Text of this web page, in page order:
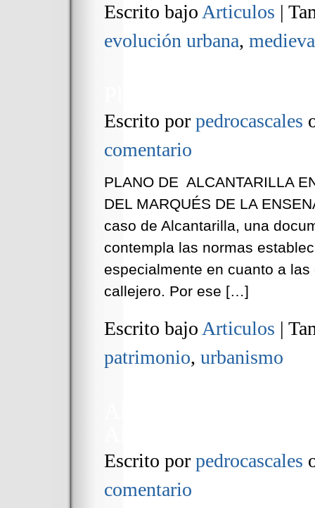
Escrito bajo Articulos |
evolución urbana,
Escrito por pedrocascales
comentario
PLANO DE ALCANTARILLA
DEL MARQUÉS DE LA
caso de Alcantarilla, una
contempla las normas
especialmente en cuanto a
callejero. Por ese […]
Escrito bajo Articulos |
patrimonio, urbanismo
Escrito por pedrocascales
comentario